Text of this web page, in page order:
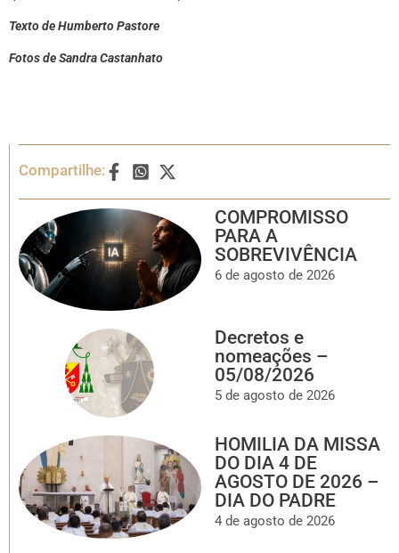
Texto de Humberto Pastore
Fotos de Sandra Castanhato
Compartilhe:
COMPROMISSO
PARA A
SOBREVIVÊNCIA
6 de agosto de 2026
Decretos e
nomeações –
05/08/2026
5 de agosto de 2026
HOMILIA DA MISSA
DO DIA 4 DE
AGOSTO DE 2026 –
DIA DO PADRE
4 de agosto de 2026